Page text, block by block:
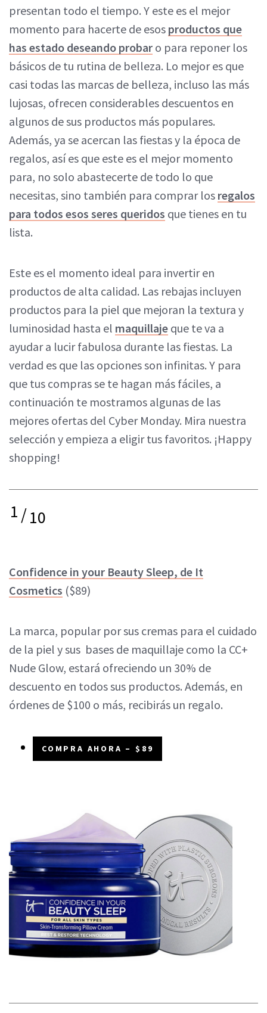
presentan todo el tiempo. Y este es el mejor
momento para hacerte de esos productos que
has estado deseando probar o para reponer los
básicos de tu rutina de belleza. Lo mejor es que
casi todas las marcas de belleza, incluso las más
lujosas, ofrecen considerables descuentos en
algunos de sus productos más populares.
Además, ya se acercan las fiestas y la época de
regalos, así es que este es el mejor momento
para, no solo abastecerte de todo lo que
necesitas, sino también para comprar los regalos
para todos esos seres queridos que tienes en tu
lista.
Este es el momento ideal para invertir en
productos de alta calidad. Las rebajas incluyen
productos para la piel que mejoran la textura y
luminosidad hasta el maquillaje que te va a
ayudar a lucir fabulosa durante las fiestas. La
verdad es que las opciones son infinitas. Y para
que tus compras se te hagan más fáciles, a
continuación te mostramos algunas de las
mejores ofertas del Cyber Monday. Mira nuestra
selección y empieza a eligir tus favoritos. ¡Happy
shopping!
1/10
Confidence in your Beauty Sleep, de It
Cosmetics ($89)
La marca, popular por sus cremas para el cuidado
de la piel y sus bases de maquillaje como la CC+
Nude Glow, estará ofreciendo un 30% de
descuento en todos sus productos. Además, en
órdenes de $100 o más, recibirás un regalo.
COMPRA AHORA – $89